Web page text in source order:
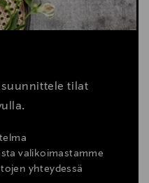
tilat
valikoimastamme
yhteydessä